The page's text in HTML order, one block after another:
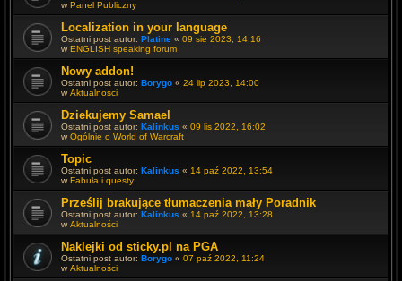
w Panel Publiczny
Localization in your language
Ostatni post autor: Platine « 09 sie 2023, 14:16
w ENGLISH speaking forum
Nowy addon!
Ostatni post autor: Borygo « 24 lip 2023, 14:00
w Aktualności
Dziekujemy Samael
Ostatni post autor: Kalinkus « 09 lis 2022, 16:02
w Ogólnie o World of Warcraft
Topic
Ostatni post autor: Kalinkus « 14 paź 2022, 13:54
w Fabuła i questy
Prześlij brakujące tłumaczenia mały Poradnik
Ostatni post autor: Kalinkus « 14 paź 2022, 13:28
w Aktualności
Naklejki od sticky.pl na PGA
Ostatni post autor: Borygo « 07 paź 2022, 11:24
w Aktualności